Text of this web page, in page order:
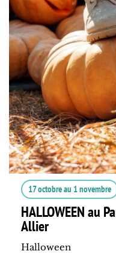
17 octobreau 1 novembre
HALLOWEEN au
Allier
Halloween